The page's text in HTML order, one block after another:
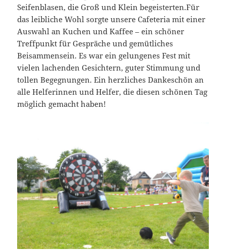
Seifenblasen, die Groß und Klein begeisterten.Für
das leibliche Wohl sorgte unsere Cafeteria mit einer
Auswahl an Kuchen und Kaffee – ein schöner
Treffpunkt für Gespräche und gemütliches
Beisammensein. Es war ein gelungenes Fest mit
vielen lachenden Gesichtern, guter Stimmung und
tollen Begegnungen. Ein herzliches Dankeschön an
alle Helferinnen und Helfer, die diesen schönen Tag
möglich gemacht haben!